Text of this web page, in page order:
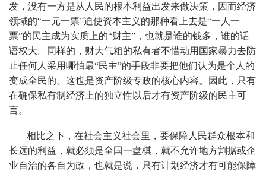
发，没有一方是从人民的根本利益出发来做决策，因而经济
领域的“一元一票”迫使资本主义的那种看上去是“一人一
票”的民主成为实质上的“财主”，也就是谁的钱多，谁的话
语权大。同样的，财大气粗的私有者不惜动用国家暴力去防
止任何人采用哪怕最“民主”的手段非要把他们认为是个人的
变成全民的。这也是资产阶级专政的核心内容。因此，只有
在确保私有制经济上的独立性以后才有资产阶级的民主可
言。
相比之下，在社会主义社会里，要保障人民群众根本和
长远的利益，就必须是全国一盘棋，就不允许地方割据或企
业自治的各自为政，也就是说，只有计划经济才有可能保障